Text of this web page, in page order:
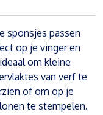
sponsjes passen
op je vinger en
om kleine
van verf te
of om op je
te stempelen.